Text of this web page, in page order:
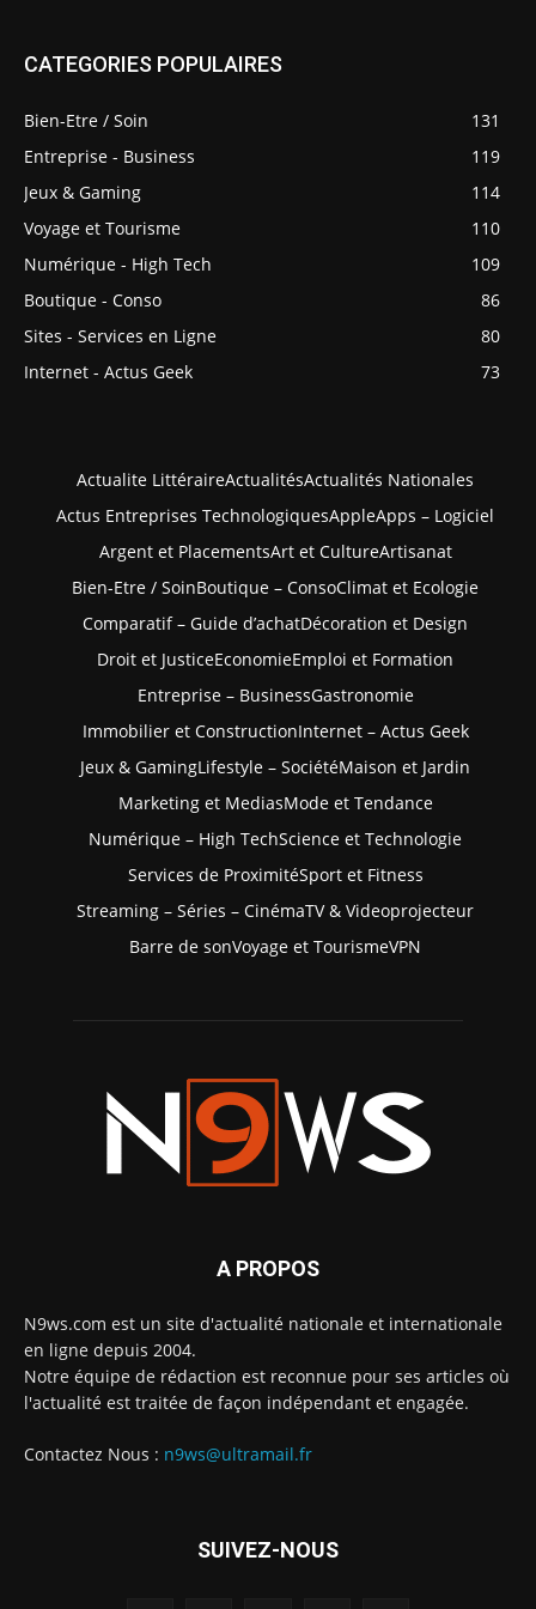
CATEGORIES POPULAIRES
Bien-Etre / Soin
131
Entreprise - Business
119
Jeux & Gaming
114
Voyage et Tourisme
110
Numérique - High Tech
109
Boutique - Conso
86
Sites - Services en Ligne
80
Internet - Actus Geek
73
Actualite LittéraireActualitésActualités Nationales
Actus Entreprises TechnologiquesAppleApps – Logiciel
Argent et PlacementsArt et CultureArtisanat
Bien-Etre / SoinBoutique – ConsoClimat et Ecologie
Comparatif – Guide d’achatDécoration et Design
Droit et JusticeEconomieEmploi et Formation
Entreprise – BusinessGastronomie
Immobilier et ConstructionInternet – Actus Geek
Jeux & GamingLifestyle – SociétéMaison et Jardin
Marketing et MediasMode et Tendance
Numérique – High TechScience et Technologie
Services de ProximitéSport et Fitness
Streaming – Séries – CinémaTV & Videoprojecteur
Barre de sonVoyage et TourismeVPN
A PROPOS
N9ws.com est un site d'actualité nationale et internationale
en ligne depuis 2004.
Notre équipe de rédaction est reconnue pour ses articles où
l'actualité est traitée de façon indépendant et engagée.
Contactez Nous : n9ws@ultramail.fr
SUIVEZ-NOUS